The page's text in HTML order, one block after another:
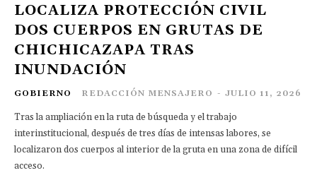
LOCALIZA PROTECCIÓN CIVIL
DOS CUERPOS EN GRUTAS DE
CHICHICAZAPA TRAS
INUNDACIÓN
GOBIERNO REDACCIÓN MENSAJERO - JULIO 11, 2026
Tras la ampliación en la ruta de búsqueda y el trabajo
interinstitucional, después de tres días de intensas labores, se
localizaron dos cuerpos al interior de la gruta en una zona de difícil
acceso.